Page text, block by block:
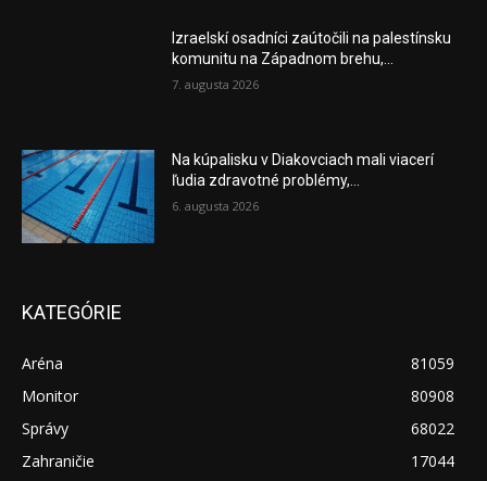
Izraelskí osadníci zaútočili na palestínsku
komunitu na Západnom brehu,...
7. augusta 2026
Na kúpalisku v Diakovciach mali viacerí
ľudia zdravotné problémy,...
6. augusta 2026
KATEGÓRIE
Aréna
81059
Monitor
80908
Správy
68022
Zahraničie
17044